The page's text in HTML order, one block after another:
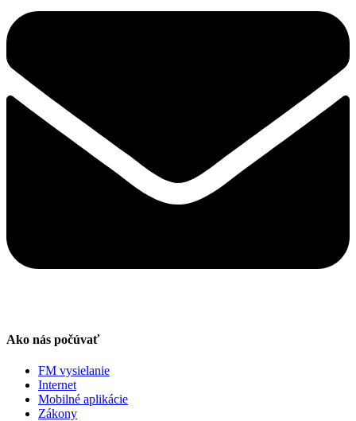
Ako nás počúvať
FM vysielanie
Internet
Mobilné aplikácie
Zákony